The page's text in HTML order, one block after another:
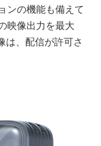
ンの機能も備えて
映像出力を最大
は、配信が許可さ